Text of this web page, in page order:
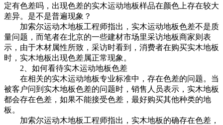
定有色差吗，出现色差的实木运动地板样品在颜色上存在较大
差异。是不是普遍现象？
加索尔运动木地板工程师指出，实木运动地板色差不是质
量问题，而笔者在北京的一些建材市场里采访地板商家则表
示，由于木材属性所致，采访时看到，消费者在购买实木地板
时，实木地板出现色差属正常现象。
2、如何看待实木运动地板色差
在相关的实木运动地板专业标准中，存在色差的问题。当
被客户问到实木地板色差的问题时，销售人员表示，实木地板
都会存在色差，如果不能接受色差，最好购买其他种类的地
板。
加索尔运动木地板工程师指出，实木地板的确存在色差，